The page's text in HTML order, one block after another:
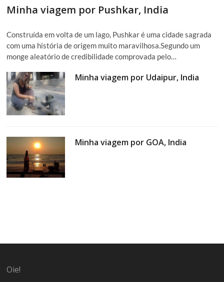
Minha viagem por Pushkar, India
Construída em volta de um lago, Pushkar é uma cidade sagrada
com uma história de origem muito maravilhosa.Segundo um
monge aleatório de credibilidade comprovada pelo…
Minha viagem por Udaipur, India
Minha viagem por GOA, India
Oie!